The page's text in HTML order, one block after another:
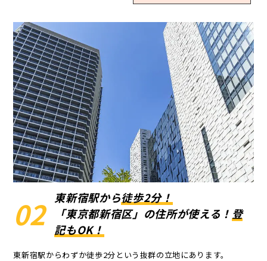
02 東新宿駅から徒歩2分！
「東京都新宿区」の住所が使える！ 登
記もOK！
東新宿駅からわずか徒歩2分という抜群の立地にあります。